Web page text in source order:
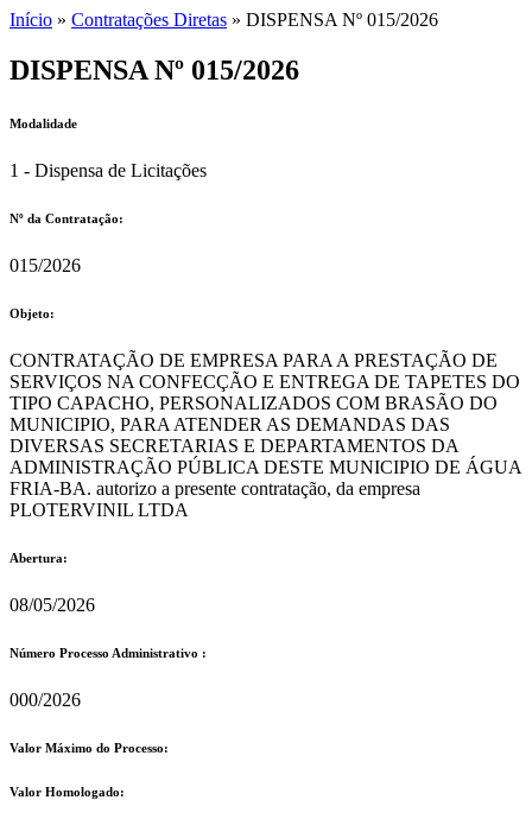
Início » Contratações Diretas » DISPENSA Nº 015/2026
DISPENSA Nº 015/2026
Modalidade
1 - Dispensa de Licitações
Nº da Contratação:
015/2026
Objeto:
CONTRATAÇÃO DE EMPRESA PARA A PRESTAÇÃO DE
SERVIÇOS NA CONFECÇÃO E ENTREGA DE TAPETES DO
TIPO CAPACHO, PERSONALIZADOS COM BRASÃO DO
MUNICIPIO, PARA ATENDER AS DEMANDAS DAS
DIVERSAS SECRETARIAS E DEPARTAMENTOS DA
ADMINISTRAÇÃO PÚBLICA DESTE MUNICIPIO DE ÁGUA
FRIA-BA. autorizo a presente contratação, da empresa
PLOTERVINIL LTDA
Abertura:
08/05/2026
Número Processo Administrativo :
000/2026
Valor Máximo do Processo: ​
Valor Homologado: ​